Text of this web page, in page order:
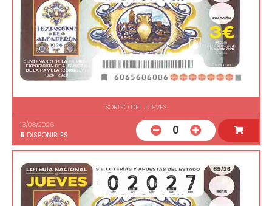
SORTEO DEL JUEVES
13/08/2026
5 DISPONIBLES 0